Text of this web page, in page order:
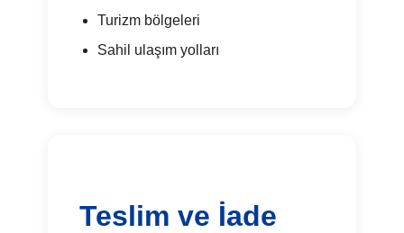
Turizm bölgeleri
Sahil ulaşım yolları
Teslim ve İade